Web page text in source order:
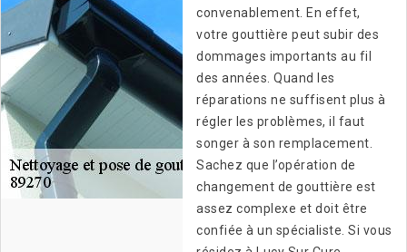
convenablement. En effet,
votre gouttière peut subir des
dommages importants au fil
des années. Quand les
réparations ne suffisent plus à
régler les problèmes, il faut
songer à son remplacement.
Sachez que l’opération de
changement de gouttière est
assez complexe et doit être
confiée à un spécialiste. Si vous